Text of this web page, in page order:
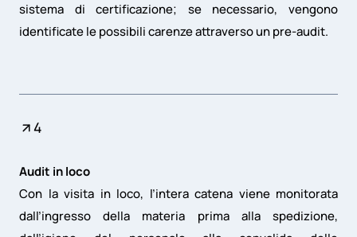
sistema di certificazione; se necessario, vengono
identificate le possibili carenze attraverso un pre-audit.
4
Audit in loco
Con la visita in loco, l’intera catena viene monitorata
dall’ingresso della materia prima alla spedizione,